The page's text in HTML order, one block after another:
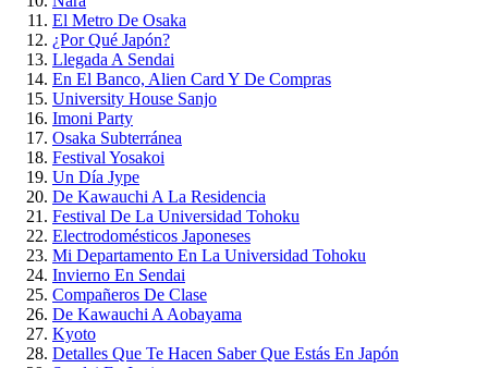
El Metro De Osaka
¿Por Qué Japón?
Llegada A Sendai
En El Banco, Alien Card Y De Compras
University House Sanjo
Imoni Party
Osaka Subterránea
Festival Yosakoi
Un Día Jype
De Kawauchi A La Residencia
Festival De La Universidad Tohoku
Electrodomésticos Japoneses
Mi Departamento En La Universidad Tohoku
Invierno En Sendai
Compañeros De Clase
De Kawauchi A Aobayama
Kyoto
Detalles Que Te Hacen Saber Que Estás En Japón